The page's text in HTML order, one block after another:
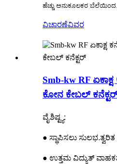
ಹೆಚ್ಚು ಅನುಕೂಲಕರ ಬೆಲೆಯಿಂದ.
ವಿಚಾರಣೆವಿವರ
Smb-kw RF ಏಕಾಕ್ಷ
ಕೋನ ಕೇಬಲ್ ಕನೆಕ್ಟರ್
ವೈಶಿಷ್ಟ್ಯ:
● ಸ್ಥಾಪಿಸಲು
● ಉತ್ತಮ ವಿದ್ಯುತ್